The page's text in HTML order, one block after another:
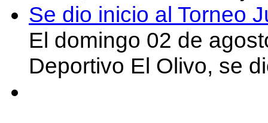
Se dio inicio al Torneo
El domingo 02 de
Deportivo El Olivo, se